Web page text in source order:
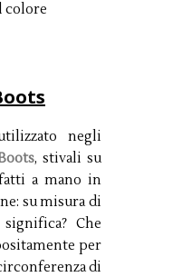
colore
negli
, stivali su
a mano in
su misura di
Che
per
di